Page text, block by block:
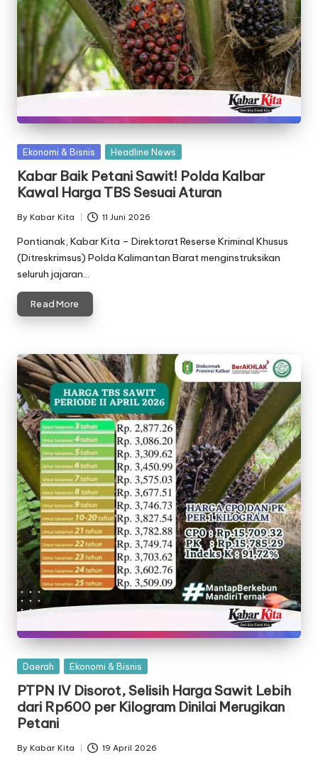
Posted
Ekonomi & Bisnis Headline News
Kabar Baik Petani Sawit! Polda Kalbar
Kawal Harga TBS Sesuai Aturan
Posted
by
By Kabar Kita 11 Juni 2026
Pontianak, Kabar Kita – Direktorat Reserse Kriminal Khusus
(Ditreskrimsus) Polda Kalimantan Barat menginstruksikan
seluruh jajaran…
Read More
Posted
Daerah Ekonomi & Bisnis
PTPN IV Disorot, Selisih Harga Sawit Lebih
dari Rp600 per Kilogram Dinilai Merugikan
Petani
Posted
By Kabar Kita 19 April 2026